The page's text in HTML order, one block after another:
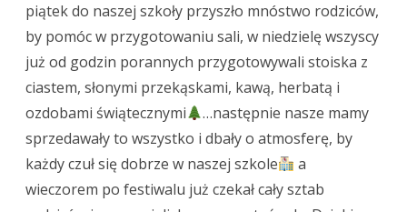
piątek do naszej szkoły przyszło mnóstwo rodziców,
by pomóc w przygotowaniu sali, w niedzielę wszyscy
już od godzin porannych przygotowywali stoiska z
ciastem, słonymi przekąskami, kawą, herbatą i
ozdobami świątecznymi
…następnie nasze mamy
sprzedawały to wszystko i dbały o atmosferę, by
każdy czuł się dobrze w naszej szkole
a
wieczorem po festiwalu już czekał cały sztab